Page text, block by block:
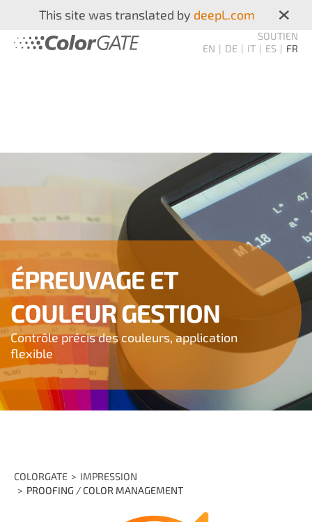
This site was translated by deepL.com ×
SOUTIEN
EN
DE IT ES FR
ÉPREUVAGE ET
COULEUR GESTION
Contrôle précis des couleurs, application
flexible
COLORGATE
IMPRESSION
PROOFING / COLOR MANAGEMENT